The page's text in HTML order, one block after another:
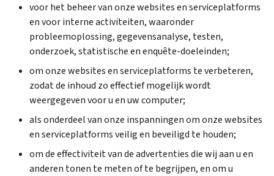
voor het beheer van onze websites en serviceplatforms
en voor interne activiteiten, waaronder
probleemoplossing, gegevensanalyse, testen,
onderzoek, statistische en enquête-doeleinden;
om onze websites en serviceplatforms te verbeteren,
zodat de inhoud zo effectief mogelijk wordt
weergegeven voor u en uw computer;
als onderdeel van onze inspanningen om onze websites
en serviceplatforms veilig en beveiligd te houden;
om de effectiviteit van de advertenties die wij aan u en
anderen tonen te meten of te begrijpen, en om u